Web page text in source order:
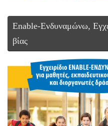
Enable-Ενδυναμώνω,
βίας